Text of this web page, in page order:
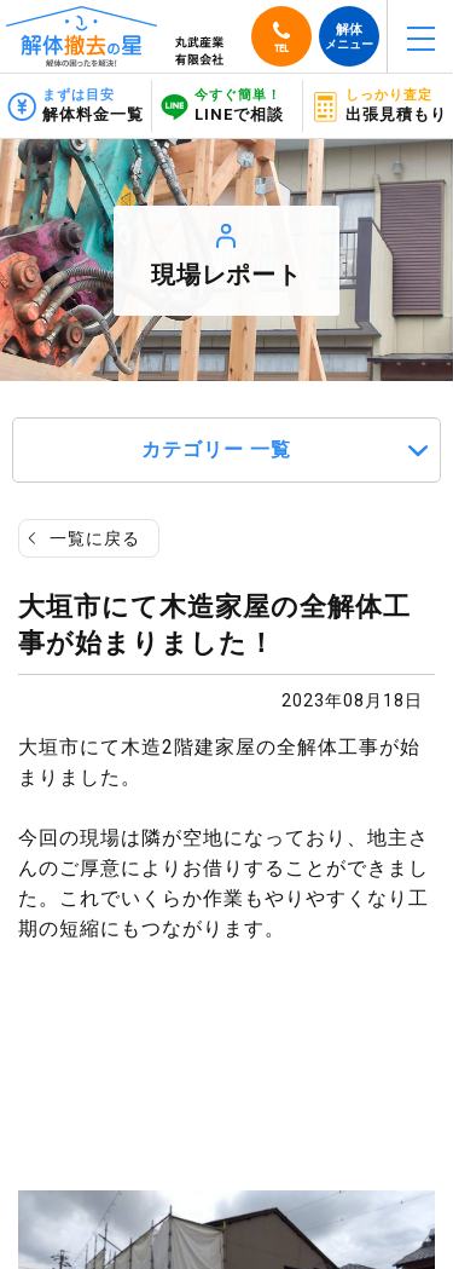
TEL
解体
メニュー
まずは目安
解体料金一覧
今すぐ簡単！
LINEで相談
しっかり査定
出張見積もり
現場レポート
カテゴリー 一覧
一覧に戻る
大垣市にて木造家屋の全解体工
事が始まりました！
2023年08月18日
大垣市にて木造2階建家屋の全解体工事が始
まりました。
今回の現場は隣が空地になっており、地主さ
んのご厚意によりお借りすることができまし
た。これでいくらか作業もやりやすくなり工
期の短縮にもつながります。